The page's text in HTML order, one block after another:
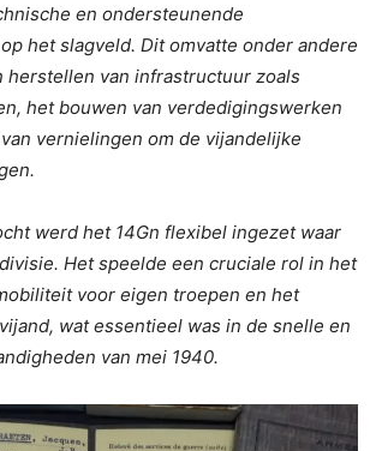
en ondersteunende
het slagveld. Dit omvatte onder andere
herstellen van infrastructuur zoals
het bouwen van verdedigingswerken
vernielingen om de vijandelijke
werd het 14Gn flexibel ingezet waar
Het speelde een cruciale rol in het
voor eigen troepen en het
wat essentieel was in de snelle en
van mei 1940.